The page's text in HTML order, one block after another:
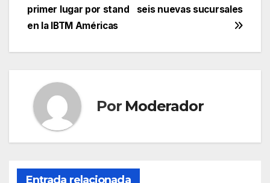
de
entradas
seis nuevas sucursales
primer lugar por stand
en la IBTM Américas
Por Moderador
Entrada relacionada